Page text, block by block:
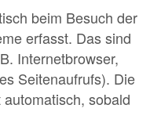
beim Besuch der
erfasst. Das sind
Internetbrowser,
Seitenaufrufs). Die
sobald